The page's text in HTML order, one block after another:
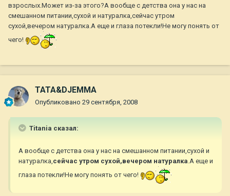
взрослых.Может из-за этого?А вообще с детства она у нас на
смешанном питании,сухой и натуралка,сейчас утром
сухой,вечером натуралка.А еще и глаза потекли!Не могу понять от
чего!
TATA&DJEMMA
Опубликовано 29 сентября, 2008
Titania сказал:
А вообще с детства она у нас на смешанном питании,сухой и
натуралка,сейчас утром сухой,вечером натуралка.А еще и
глаза потекли!Не могу понять от чего!